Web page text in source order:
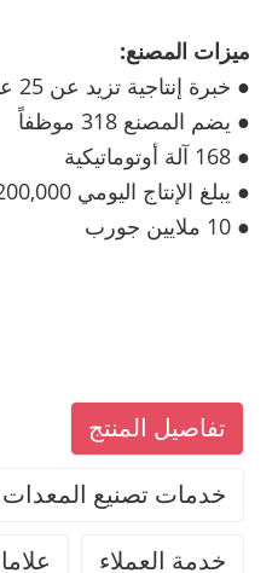
ميزات المصنع:
● خبرة إنتاجية تزيد عن 25 عامًا
● يضم المصنع 318 موظفاً
● 168 آلة أوتوماتيكية
● يبلغ الإنتاج اليومي 200,000 قطعة
● 10 ملايين جورب
تفاصيل المنتج
خدمات تصنيع المعدات
خدمة العملاء